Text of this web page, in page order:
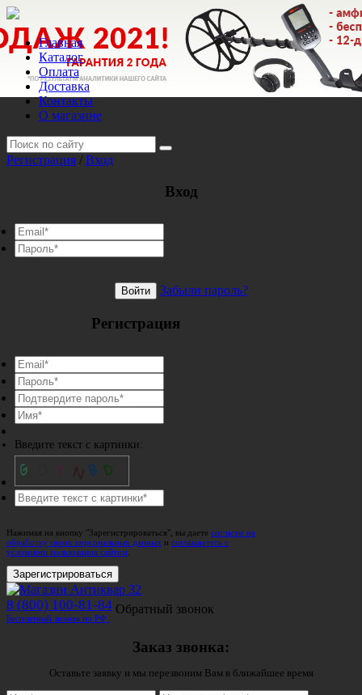
Главная
Каталог
Оплата
Доставка
Контакты
О магазине
Регистрация / Вход
Вход
Войти Забыли пароль?
Регистрация
Введите текст с картинки:
Нажимая на кнопку "Зарегистрироваться", вы даете согласие на
обработку своих персональных данных и соглашаетесь с
условиями пользования сайтом
Зарегистрироваться
8 (800) 100-81-84
Бесплатный звонок по РФ.
Обратный звонок
Заказ звонка:
Оставьте заявку и мы перезвоним Вам в ближайшее время